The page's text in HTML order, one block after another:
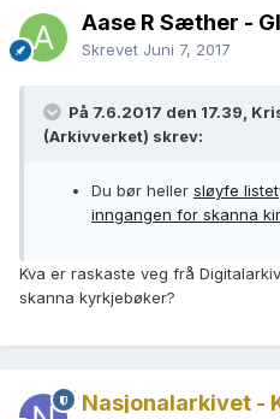
Aase R Sæther -
Skrevet Juni 7, 2017
På 7.6.2017 den 17.39,
(Arkivverket) skrev:
Du bør heller sløyfe
inngangen for skanna
Kva er raskaste veg frå
skanna kyrkjebøker?
Nasjonalarkivet -